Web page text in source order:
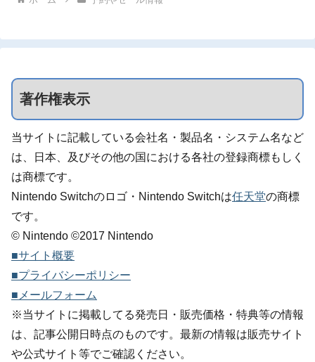
著作権表示
当サイトに記載している会社名・製品名・システム名など
は、日本、及びその他の国における各社の登録商標もしく
は商標です。
Nintendo Switchのロゴ・Nintendo Switchは任天堂の商標
です。
© Nintendo ©2017 Nintendo
■サイト概要
■プライバシーポリシー
■メールフォーム
※当サイトに掲載してる発売日・販売価格・特典等の情報
は、記事公開日時点のものです。最新の情報は販売サイト
や公式サイト等でご確認ください。